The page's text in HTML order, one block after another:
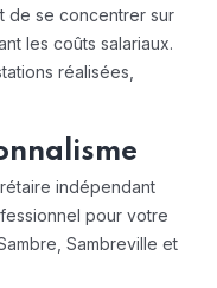
de se concentrer sur
les coûts salariaux.
réalisées,
indépendant
pour votre
Sambreville et